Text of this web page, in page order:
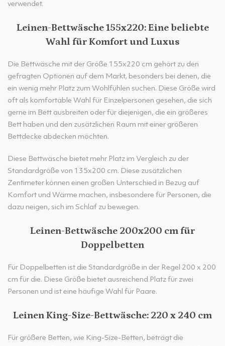
verwendet.
Leinen-Bettwäsche 155x220: Eine beliebte
Wahl für Komfort und Luxus
Die Bettwäsche mit der Größe 155x220 cm gehört zu den
gefragten Optionen auf dem Markt, besonders bei denen, die
ein wenig mehr Platz zum Wohlfühlen suchen. Diese Größe wird
oft als komfortable Wahl für Einzelpersonen gesehen, die sich
gerne im Bett ausbreiten oder für diejenigen, die ein größeres
Bett haben und den zusätzlichen Raum mit einer größeren
Bettdecke abdecken möchten.
Diese Bettwäsche bietet mehr Platz im Vergleich zu der
Standardgröße von 135x200 cm. Diese zusätzlichen
Zentimeter können einen großen Unterschied in Bezug auf
Komfort und Wärme machen, insbesondere für Personen, die
dazu neigen, sich im Schlaf zu bewegen.
Leinen-Bettwäsche 200x200 cm für
Doppelbetten
Für Doppelbetten ist die Standardgröße in der Regel 200 x 200
cm für die. Diese Größe bietet ausreichend Platz für zwei
Personen und ist eine häufige Wahl für Paare.
Leinen King-Size-Bettwäsche: 220 x 240 cm
Für größere Betten, wie King-Size-Betten, beträgt die